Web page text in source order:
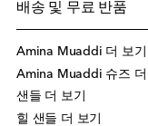
배송 및 무료 반품
Amina Muaddi 더 보기
Amina Muaddi 슈즈 더
샌들 더 보기
힐 샌들 더 보기